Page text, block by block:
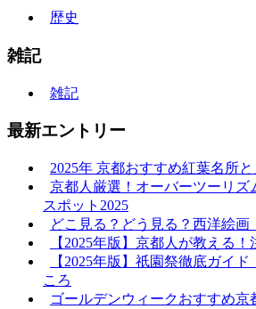
歴史
雑記
雑記
最新エントリー
2025年 京都おすすめ紅葉名所
京都人厳選！オーバーツーリズ
スポット2025
どこ見る？どう見る？西洋絵画
【2025年版】京都人が教える
【2025年版】祇園祭徹底ガイ
ころ
ゴールデンウィークおすすめ京